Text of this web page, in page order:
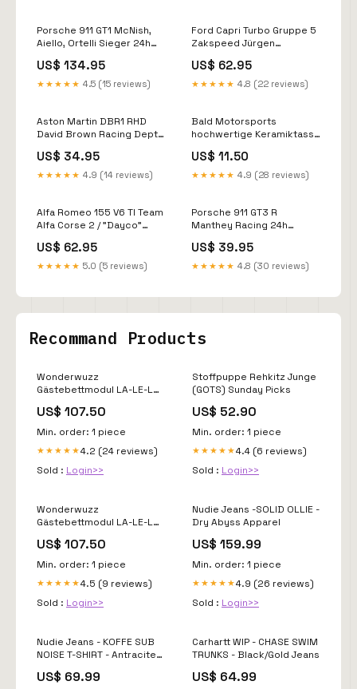
Porsche 911 GT1 McNish,
Aiello, Ortelli Sieger 24h
Volker Weidler
US$ 134.95
★★★★★ 4.5 (15 reviews)
Ford Capri Turbo Gruppe 5
Zakspeed Jürgen
WERK83 Hans Heyer
US$ 62.95
★★★★★ 4.8 (22 reviews)
Aston Martin DBR1 RHD
David Brown Racing Dept.
1:43 Ixo Jean Guichet
US$ 34.95
★★★★★ 4.9 (14 reviews)
Bald Motorsports
hochwertige Keramiktasse
Mambo" James Hunt
US$ 11.50
★★★★★ 4.9 (28 reviews)
Alfa Romeo 155 V6 TI Team
Alfa Corse 2 / "Dayco"
1995 1:18 WERK83 Lucas
Auer
US$ 62.95
★★★★★ 5.0 (5 reviews)
Porsche 911 GT3 R
Manthey Racing 24h
Michele Alboreto
US$ 39.95
★★★★★ 4.8 (30 reviews)
Recommand Products
Wonderwuzz
Gästebettmodul LA-LE-LU
US$ 107.50
Min. order: 1 piece
★★★★★4.2 (24 reviews)
Sold : Login>>
Stoffpuppe Rehkitz Junge
(GOTS) Sunday Picks
US$ 52.90
Min. order: 1 piece
★★★★★4.4 (6 reviews)
Sold : Login>>
Wonderwuzz
Gästebettmodul LA-LE-LU
Mäntel
US$ 107.50
Min. order: 1 piece
★★★★★4.5 (9 reviews)
Sold : Login>>
Nudie Jeans -SOLID OLLIE -
Dry Abyss Apparel
US$ 159.99
Min. order: 1 piece
★★★★★4.9 (26 reviews)
Sold : Login>>
Nudie Jeans - KOFFE SUB
NOISE T-SHIRT - Antracite
US$ 69.99
Carhartt WIP - CHASE SWIM
TRUNKS - Black/Gold Jeans
US$ 64.99